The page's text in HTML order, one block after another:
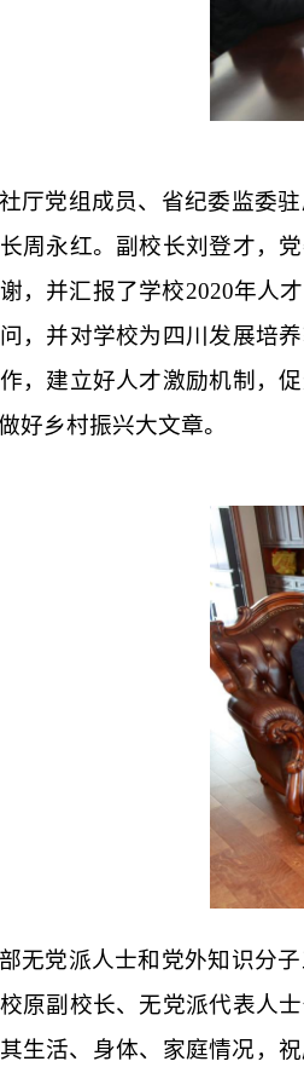
厅党组成员、省纪委监委
周永红。副校长刘登才，
，并汇报了学校2020年人
，并对学校为四川发展培
，建立好人才激励机制，
好乡村振兴大文章。
无党派人士和党外知识分
原副校长、无党派代表人
生活、身体、家庭情况，